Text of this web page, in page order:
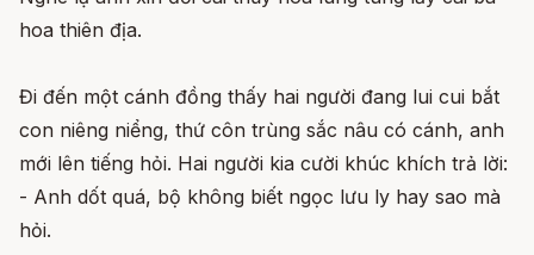
hoa thiên địa.
Đi đến một cánh đồng thấy hai người đang lui cui bắt
con niêng niểng, thứ côn trùng sắc nâu có cánh, anh
mới lên tiếng hỏi. Hai người kia cười khúc khích trả lời:
- Anh dốt quá, bộ không biết ngọc lưu ly hay sao mà
hỏi.